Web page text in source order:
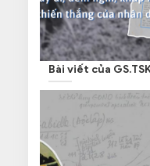
Bài viết của